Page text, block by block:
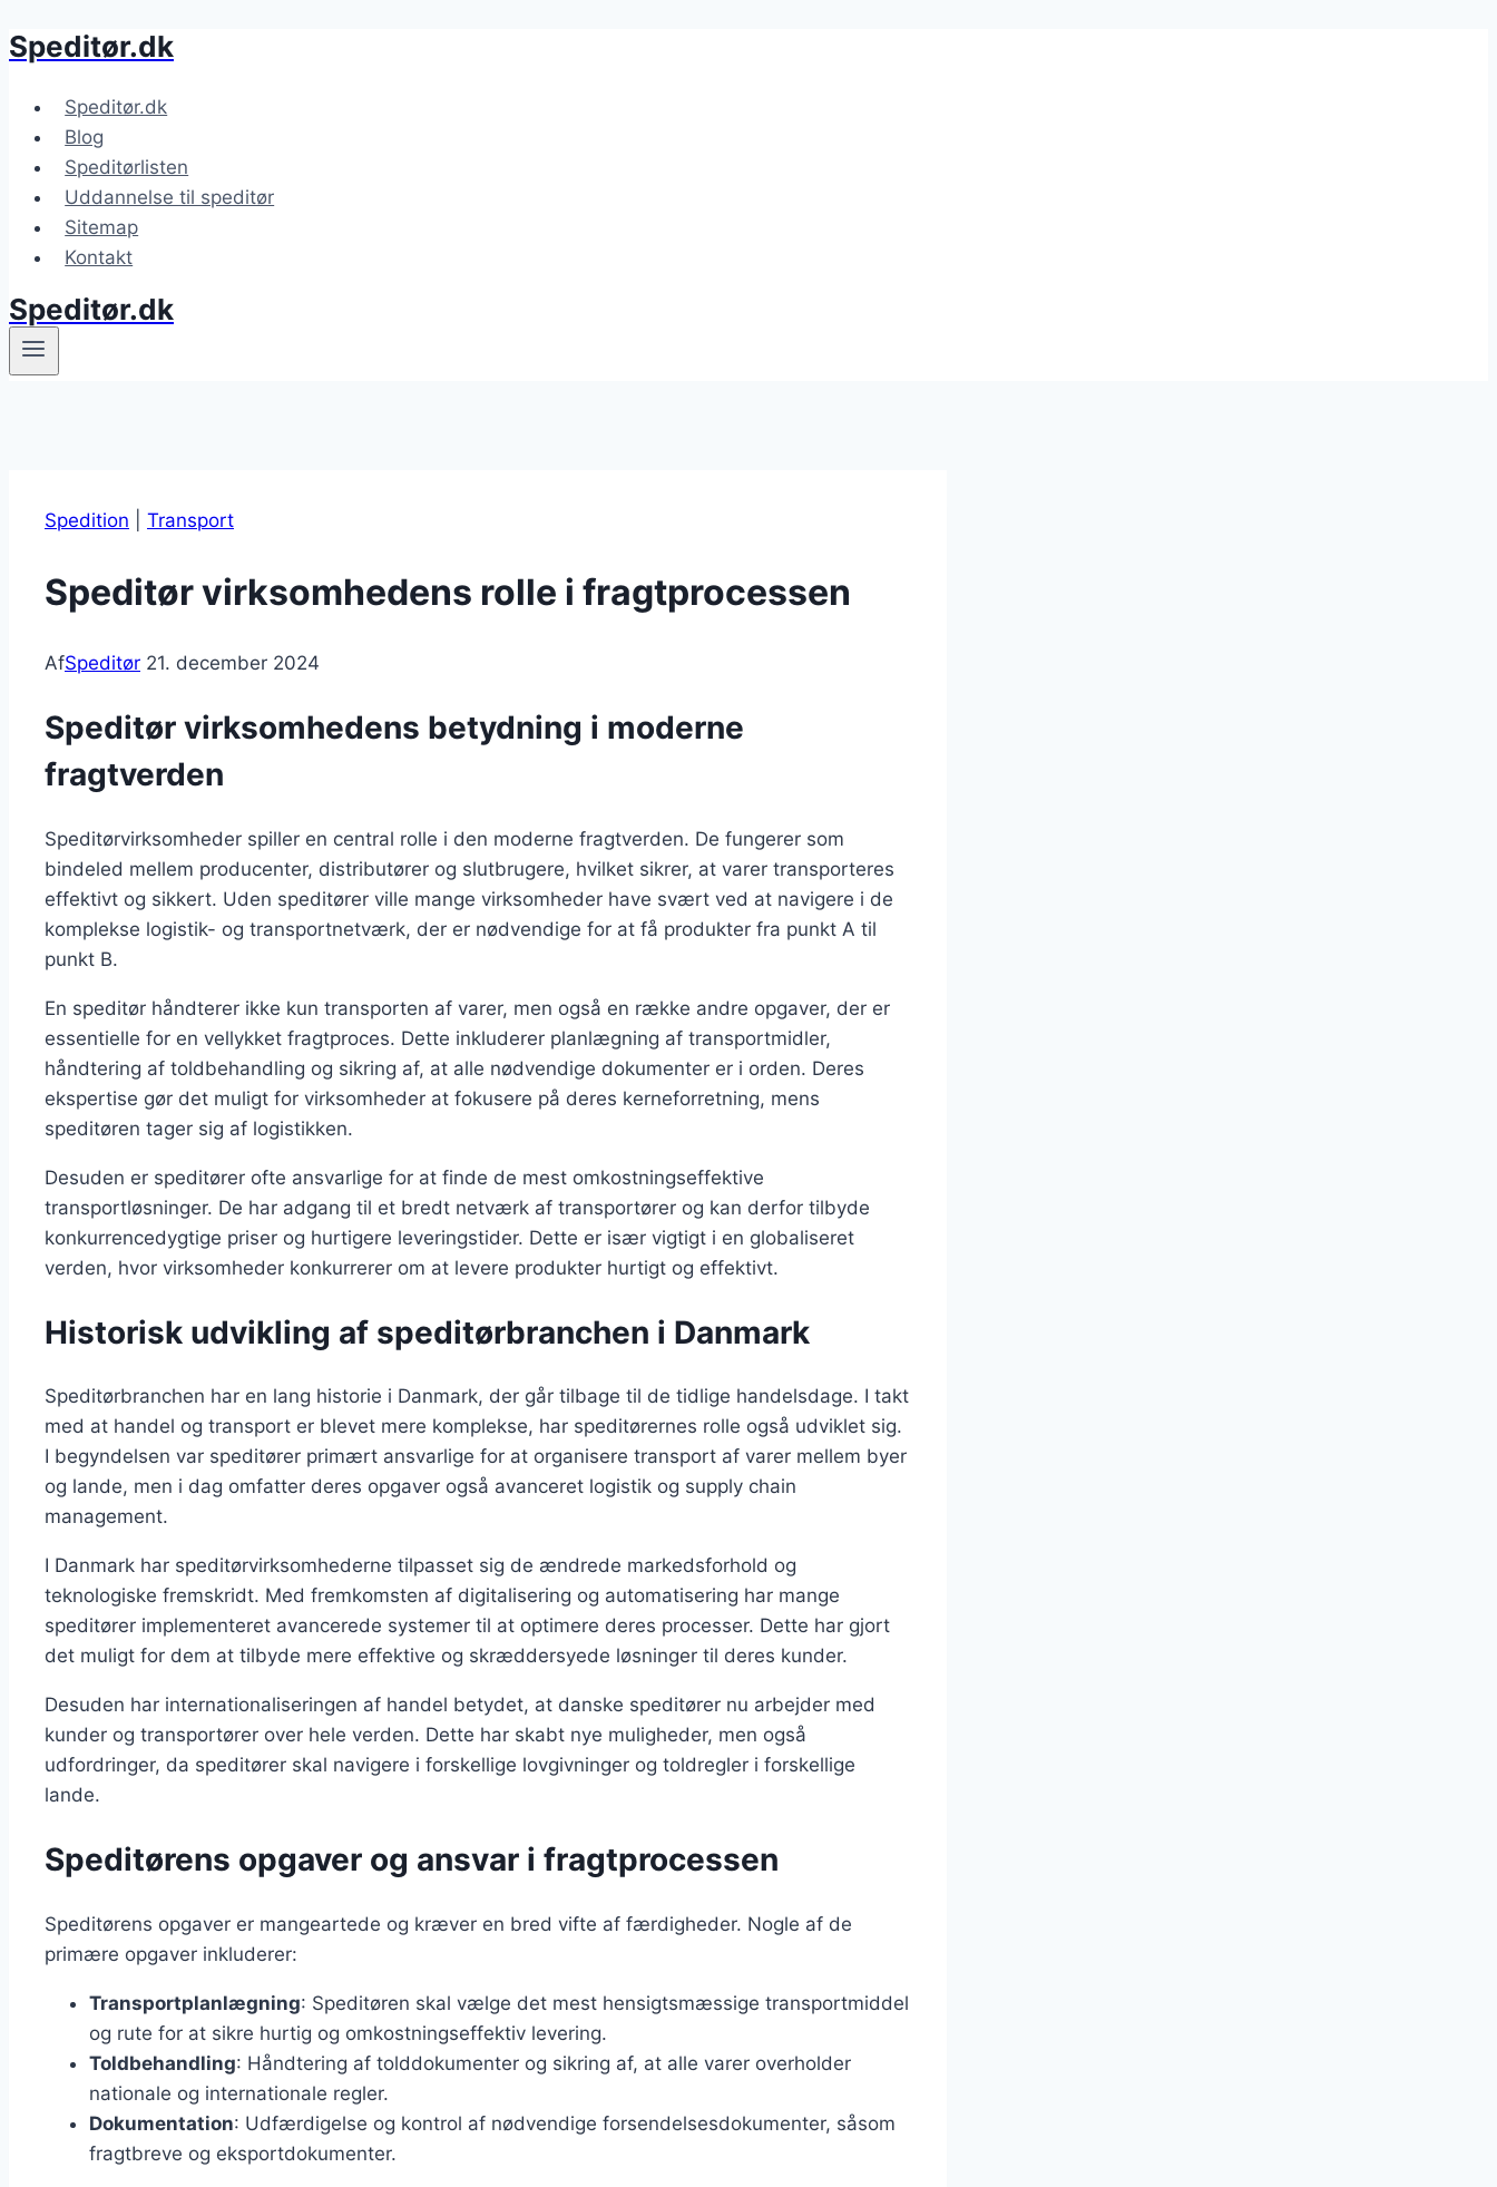
Fortsæt
indhold
Speditør.dk
Speditør.dk
Blog
Speditørlisten
Uddannelse til speditør
Sitemap
Kontakt
Speditør.dk
Spedition Transport
Speditør virksomhedens rolle i fragtprocessen
AfSpeditør 21. december 2024
Speditør virksomhedens betydning i moderne
fragtverden
Speditørvirksomheder spiller en central rolle i den moderne fragtverden. De fungerer som
bindeled mellem producenter, distributører og slutbrugere, hvilket sikrer, at varer transporteres
effektivt og sikkert. Uden speditører ville mange virksomheder have svært ved at navigere i de
komplekse logistik- og transportnetværk, der er nødvendige for at få produkter fra punkt A til
punkt B.
En speditør håndterer ikke kun transporten af varer, men også en række andre opgaver, der er
essentielle for en vellykket fragtproces. Dette inkluderer planlægning af transportmidler,
håndtering af toldbehandling og sikring af, at alle nødvendige dokumenter er i orden. Deres
ekspertise gør det muligt for virksomheder at fokusere på deres kerneforretning, mens
speditøren tager sig af logistikken.
Desuden er speditører ofte ansvarlige for at finde de mest omkostningseffektive
transportløsninger. De har adgang til et bredt netværk af transportører og kan derfor tilbyde
konkurrencedygtige priser og hurtigere leveringstider. Dette er især vigtigt i en globaliseret
verden, hvor virksomheder konkurrerer om at levere produkter hurtigt og effektivt.
Historisk udvikling af speditørbranchen i Danmark
Speditørbranchen har en lang historie i Danmark, der går tilbage til de tidlige handelsdage. I takt
med at handel og transport er blevet mere komplekse, har speditørernes rolle også udviklet sig.
I begyndelsen var speditører primært ansvarlige for at organisere transport af varer mellem byer
og lande, men i dag omfatter deres opgaver også avanceret logistik og supply chain
management.
I Danmark har speditørvirksomhederne tilpasset sig de ændrede markedsforhold og
teknologiske fremskridt. Med fremkomsten af digitalisering og automatisering har mange
speditører implementeret avancerede systemer til at optimere deres processer. Dette har gjort
det muligt for dem at tilbyde mere effektive og skræddersyede løsninger til deres kunder.
Desuden har internationaliseringen af handel betydet, at danske speditører nu arbejder med
kunder og transportører over hele verden. Dette har skabt nye muligheder, men også
udfordringer, da speditører skal navigere i forskellige lovgivninger og toldregler i forskellige
lande.
Speditørens opgaver og ansvar i fragtprocessen
Speditørens opgaver er mangeartede og kræver en bred vifte af færdigheder. Nogle af de
primære opgaver inkluderer:
Transportplanlægning: Speditøren skal vælge det mest hensigtsmæssige transportmiddel
og rute for at sikre hurtig og omkostningseffektiv levering.
Toldbehandling: Håndtering af tolddokumenter og sikring af, at alle varer overholder
nationale og internationale regler.
Dokumentation: Udfærdigelse og kontrol af nødvendige forsendelsesdokumenter, såsom
fragtbreve og eksportdokumenter.